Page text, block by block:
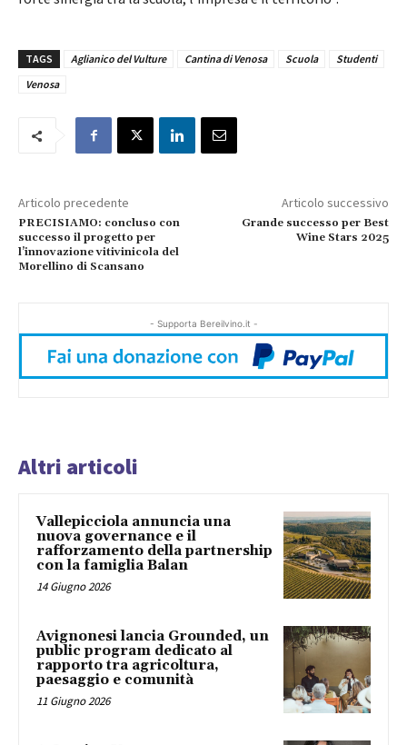
TAGS Aglianico del Vulture Cantina di Venosa Scuola
Studenti
Venosa
Articolo precedente
PRECISIAMO: concluso con
successo il progetto per
l’innovazione vitivinicola del
Morellino di Scansano
Articolo successivo
Grande successo per Best
Wine Stars 2025
- Supporta Bereilvino.it -
Altri articoli
Vallepicciola annuncia una
nuova governance e il
rafforzamento della partnership
con la famiglia Balan
14 Giugno 2026
Avignonesi lancia Grounded, un
public program dedicato al
rapporto tra agricoltura,
paesaggio e comunità
11 Giugno 2026